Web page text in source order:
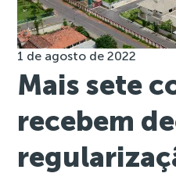
1 de agosto de 2022
Mais sete
recebem